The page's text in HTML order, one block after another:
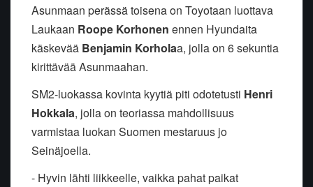
Asunmaan perässä toisena on Toyotaan luottava
Laukaan Roope Korhonen ennen Hyundaita
käskevää Benjamin Korholaa, jolla on 6 sekuntia
kirittävää Asunmaahan.
SM2-luokassa kovinta kyytiä piti odotetusti Henri
Hokkala, jolla on teoriassa mahdollisuus
varmistaa luokan Suomen mestaruus jo
Seinäjoella.
- Hyvin lähti liikkeelle, vaikka pahat paikat